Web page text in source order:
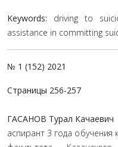
Keywords: driving to
assistance in committing
№ 1 (152) 2021
Страницы 256-257
ГАСАНОВ Турал Качаевич
аспирант 3 года